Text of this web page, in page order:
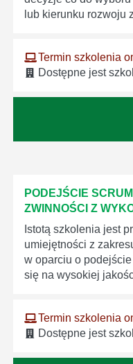
lub kierunku rozwoju
Termin szkolenia
Dostępne jest
PODEJŚCIE
ZWINNOŚCI Z
Istotą szkolenia jest
umiejętności z
w oparciu o
się na wysokiej
Termin szkolenia
Dostępne jest